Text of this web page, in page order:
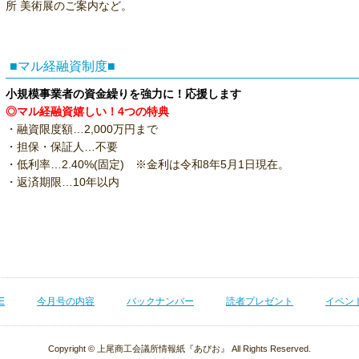
所 美術展のご案内など。
■マル経融資制度■
小規模事業者の資金繰りを強力に！応援します
◎マル経融資嬉しい！4つの特典
・融資限度額…2,000万円まで
・担保・保証人…不要
・低利率…2.40%(固定) ※金利は令和8年5月1日現在。
・返済期限…10年以内
今月号の内容 バックナンバー 読者プレゼント イベン
Copyright © 上尾商工会議所情報紙『あぴお』 All Rights Reserved.